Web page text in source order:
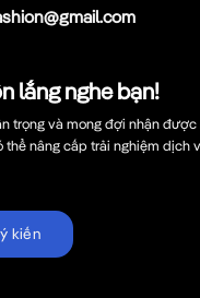
lắng nghe bạn!
trọng và mong đợi nhận
thể nâng cấp trải nghiệm dịch
kiến